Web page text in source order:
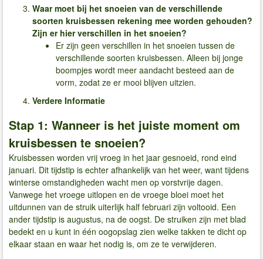
Waar moet bij het snoeien van de verschillende
soorten kruisbessen rekening mee worden gehouden?
Zijn er hier verschillen in het snoeien?
Er zijn geen verschillen in het snoeien tussen de
verschillende soorten kruisbessen. Alleen bij jonge
boompjes wordt meer aandacht besteed aan de
vorm, zodat ze er mooi blijven uitzien.
Verdere Informatie
Stap 1: Wanneer is het juiste moment om
kruisbessen te snoeien?
Kruisbessen worden vrij vroeg in het jaar gesnoeid, rond eind
januari. Dit tijdstip is echter afhankelijk van het weer, want tijdens
winterse omstandigheden wacht men op vorstvrije dagen.
Vanwege het vroege uitlopen en de vroege bloei moet het
uitdunnen van de struik uiterlijk half februari zijn voltooid. Een
ander tijdstip is augustus, na de oogst. De struiken zijn met blad
bedekt en u kunt in één oogopslag zien welke takken te dicht op
elkaar staan en waar het nodig is, om ze te verwijderen.